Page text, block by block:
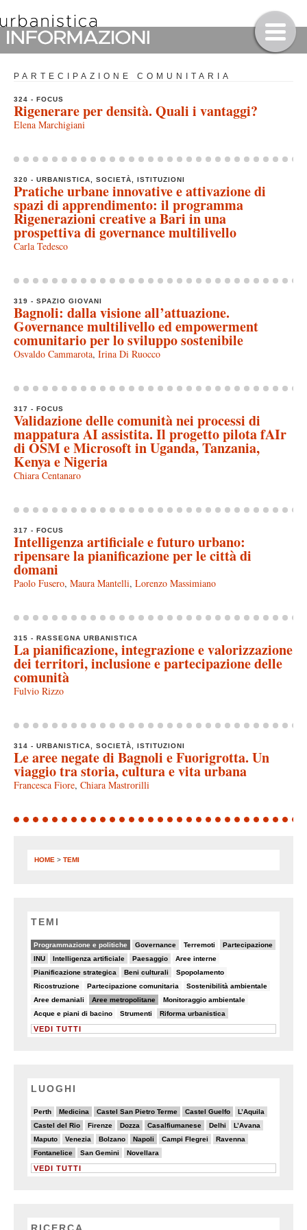
PARTECIPAZIONE COMUNITARIA
324 - FOCUS
Rigenerare per densità. Quali i vantaggi?
Elena Marchigiani
320 - URBANISTICA, SOCIETÀ, ISTITUZIONI
Pratiche urbane innovative e attivazione di
spazi di apprendimento: il programma
Rigenerazioni creative a Bari in una
prospettiva di governance multilivello
Carla Tedesco
319 - SPAZIO GIOVANI
Bagnoli: dalla visione all’attuazione.
Governance multilivello ed empowerment
comunitario per lo sviluppo sostenibile
Osvaldo Cammarota, Irina Di Ruocco
317 - FOCUS
Validazione delle comunità nei processi di
mappatura AI assistita. Il progetto pilota fAIr
di OSM e Microsoft in Uganda, Tanzania,
Kenya e Nigeria
Chiara Centanaro
317 - FOCUS
Intelligenza artificiale e futuro urbano:
ripensare la pianificazione per le città di
domani
Paolo Fusero, Maura Mantelli, Lorenzo Massimiano
315 - RASSEGNA URBANISTICA
La pianificazione, integrazione e valorizzazione
dei territori, inclusione e partecipazione delle
comunità
Fulvio Rizzo
314 - URBANISTICA, SOCIETÀ, ISTITUZIONI
Le aree negate di Bagnoli e Fuorigrotta. Un
viaggio tra storia, cultura e vita urbana
Francesca Fiore, Chiara Mastrorilli
HOME > TEMI
TEMI
Programmazione e politiche
64/82 Governance
18/82 Terremoti
8/82 Partecipazione
22/82
INU
22/82 Intelligenza artificiale
11/82 Paesaggio
13/82 Aree interne
8/82
Pianificazione strategica
11/82 Beni culturali
11/82 Spopolamento
6/82
Ricostruzione
6/82 Partecipazione comunitaria
7/82 Sostenibilità ambientale
5/82
Aree demaniali
5/82 Aree metropolitane
37/82 Monitoraggio ambientale
6/82
Acque e piani di bacino
5/82 Strumenti
6/82 Riforma urbanistica
20/82
VEDI TUTTI
LUOGHI
Perth
3/20 Medicina
6/20 Castel San Pietro Terme
6/20 Castel Guelfo
6/20 L’Aquila
4/20
Castel del Rio
6/20 Firenze
2/20 Dozza
6/20 Casalfiumanese
6/20 Delhi
4/20 L’Avana
2/20
Maputo
4/20 Venezia
4/20 Bolzano
4/20 Napoli
7/20 Campi Flegrei
3/20 Ravenna
3/20
Fontanelice
6/20 San Gemini
2/20 Novellara
4/20
VEDI TUTTI
RICERCA